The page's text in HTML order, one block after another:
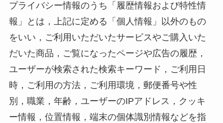
プライバシー情報のうち「履歴情報および特性情
報」とは，上記に定める「個人情報」以外のもの
をいい，ご利用いただいたサービスやご購入いた
だいた商品，ご覧になったページや広告の履歴，
ユーザーが検索された検索キーワード，ご利用日
時，ご利用の方法，ご利用環境，郵便番号や性
別，職業，年齢，ユーザーのIPアドレス，クッキ
ー情報，位置情報，端末の個体識別情報などを指